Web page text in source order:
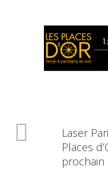
Laser
Places
prochain !